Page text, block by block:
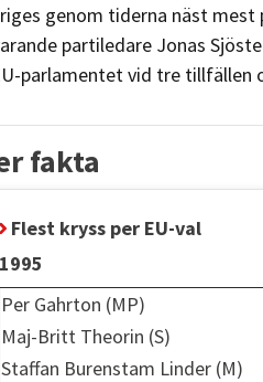
genom tiderna näst
partiledare Jonas
parlamentet vid tre tillfällen
fakta
Flest kryss per EU-val
1995
Per Gahrton (MP)
Maj-Britt Theorin (S)
Staffan Burenstam Linder (M)